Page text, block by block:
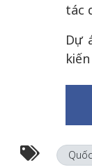
tác
Dự